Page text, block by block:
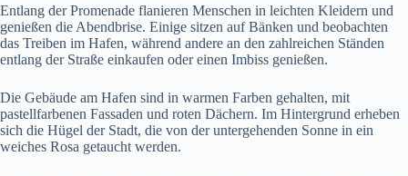
Entlang der Promenade flanieren Menschen in leichten Kleidern und
genießen die Abendbrise. Einige sitzen auf Bänken und beobachten
das Treiben im Hafen, während andere an den zahlreichen Ständen
entlang der Straße einkaufen oder einen Imbiss genießen.
Die Gebäude am Hafen sind in warmen Farben gehalten, mit
pastellfarbenen Fassaden und roten Dächern. Im Hintergrund erheben
sich die Hügel der Stadt, die von der untergehenden Sonne in ein
weiches Rosa getaucht werden.